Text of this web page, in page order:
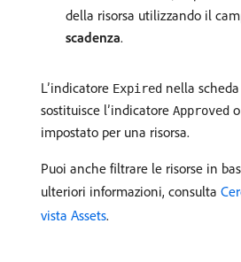
della risorsa utilizzando il
scadenza.
L’indicatore Expired nella
sostituisce l’indicatore Approved o
impostato per una risorsa.
Puoi anche filtrare le risorse in
ulteriori informazioni, consulta
vista Assets.